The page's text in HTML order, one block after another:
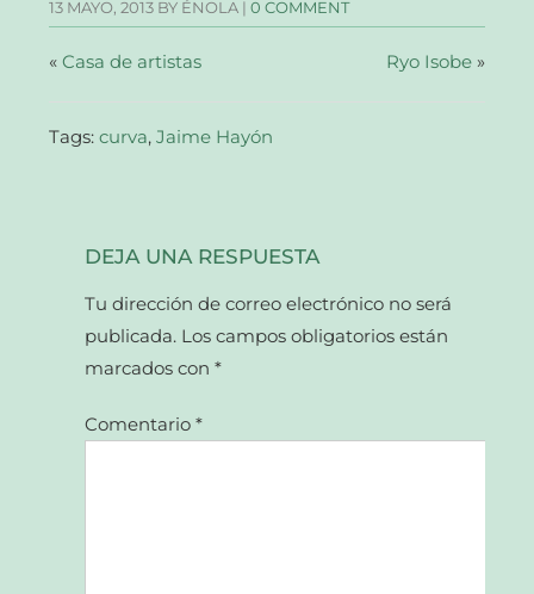
ventana
nueva)
ventana
nueva)
ventana
nueva)
un
amigo
13 MAYO, 2013 BY ÉNOLA |0 COMMENT
«Casa de artistas Ryo Isobe»
Tags:curva,Jaime Hayón
DEJA UNA RESPUESTA
Tu dirección de correo electrónico no será
publicada. Los campos obligatorios están
marcados con*
Comentario*